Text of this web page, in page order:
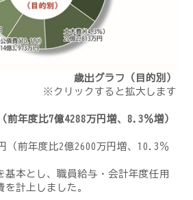
歳出グラフ（目的別）
※クリックすると拡大します
前年度比7億4288万円増、8.3％増）
（前年度比2億2600万円増、10.3％
本とし、職員給与・会計年度任用
計上しました。